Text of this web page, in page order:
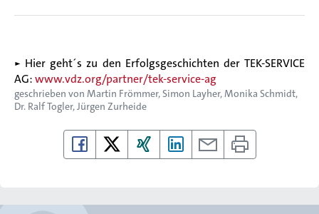
► Hier geht´s zu den Erfolgsgeschichten der TEK-SERVICE
AG:www.vdz.org/partner/tek-service-ag
geschrieben von Martin Frömmer Simon Layher Monika Schmidt
Dr. Ralf Togler Jürgen Zurheide